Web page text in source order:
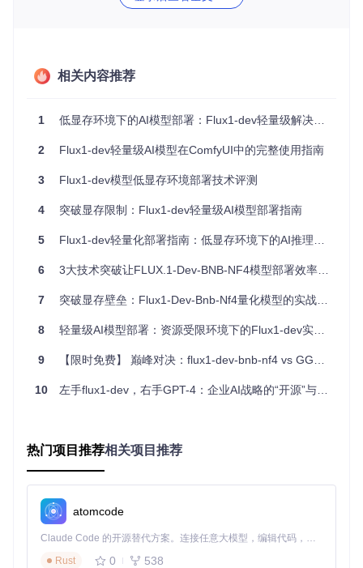
以取得平衡，缺乏针对24GB以下显存环境的系统性优化方
2.1 技术原理简析
Flux1-dev采用创新的混合精度计算架构，通过FP8精度平衡
策略实现模型体积与推理质量的最优配比。核心技术包括：
动态精度调整机制：根据推理阶段自动切换计算精度
双文本编码器融合设计：减少冗余参数同时保持语义理解能
梯度检查点优化：通过计算与存储的动态调度降低峰值显存
2.2 技术参数卡片
文件格式: safetensors
精度级别: FP8混合精度
文本编码器: 双编码器融合架构
硬件配置
推荐 batch
典型推理速度
显存占用
AM
2-3
24GB VR
AM
3-4
相关内容推荐
1 低显存环境下的AI模型部署：Flux1-dev轻量级解决方案实践指南
2 Flux1-dev轻量级AI模型在ComfyUI中的完整使用指南
3 Flux1-dev模型低显存环境部署技术评测
4 突破显存限制：Flux1-dev轻量级AI模型部署指南
5 Flux1-dev轻量化部署指南：低显存环境下的AI推理优化方案
6 3大技术突破让FLUX.1-Dev-BNB-NF4模型部署效率提升60%：开发者实战指南
7 突破显存壁垒：Flux1-Dev-Bnb-Nf4量化模型的实战革命
8 轻量级AI模型部署：资源受限环境下的Flux1-dev实践指南
9 【限时免费】 巅峰对决：flux1-dev-bnb-nf4 vs GGUF量化版本，谁是最佳选择？
10 左手flux1-dev，右手GPT-4：企业AI战略的“开源”与“闭源”之辩
热门项目推荐相关项目推荐
atomcode
Claude Code 的开源替代方案。连接任意大模型，编辑代码，运行命令，自动验证 — 全自动执行。用 Rust 构建，极致性能。 ｜ An open-source alternative to Claude Code. Connect any LLM, edit code, run commands, and verify changes — autonomously. Built in Rust for speed. Get Started
Rust
0 538